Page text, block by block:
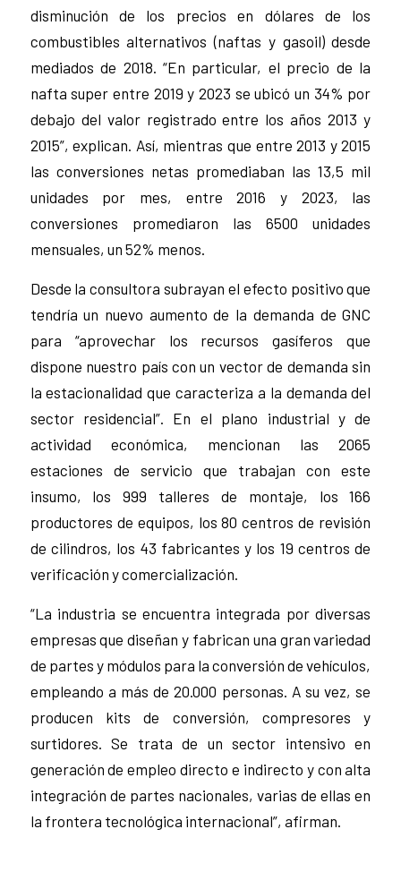
disminución de los precios en dólares de los
combustibles alternativos (naftas y gasoil) desde
mediados de 2018. “En particular, el precio de la
nafta super entre 2019 y 2023 se ubicó un 34% por
debajo del valor registrado entre los años 2013 y
2015”, explican. Así, mientras que entre 2013 y 2015
las conversiones netas promediaban las 13,5 mil
unidades por mes, entre 2016 y 2023, las
conversiones promediaron las 6500 unidades
mensuales, un 52% menos.
Desde la consultora subrayan el efecto positivo que
tendría un nuevo aumento de la demanda de GNC
para “aprovechar los recursos gasíferos que
dispone nuestro país con un vector de demanda sin
la estacionalidad que caracteriza a la demanda del
sector residencial”. En el plano industrial y de
actividad económica, mencionan las 2065
estaciones de servicio que trabajan con este
insumo, los 999 talleres de montaje, los 166
productores de equipos, los 80 centros de revisión
de cilindros, los 43 fabricantes y los 19 centros de
verificación y comercialización.
“La industria se encuentra integrada por diversas
empresas que diseñan y fabrican una gran variedad
de partes y módulos para la conversión de vehículos,
empleando a más de 20.000 personas. A su vez, se
producen kits de conversión, compresores y
surtidores. Se trata de un sector intensivo en
generación de empleo directo e indirecto y con alta
integración de partes nacionales, varias de ellas en
la frontera tecnológica internacional”, afirman.